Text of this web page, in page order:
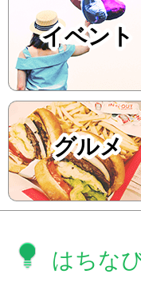
イベント
グルメ
はちな